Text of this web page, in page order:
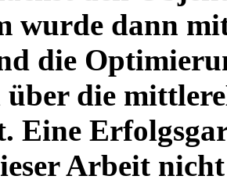
wurde dann
die
die
Eine
Arbeit